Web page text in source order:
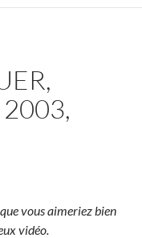
vous aimeriez bien
vidéo.